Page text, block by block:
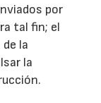
por
tal fin; el
la
la